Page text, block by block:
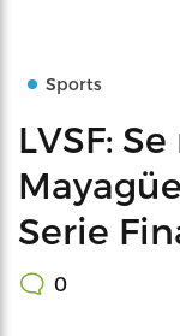
Sports
LVSF:
Serie
0